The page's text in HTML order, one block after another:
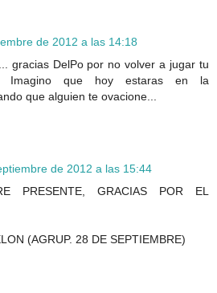
de 2012 a las 14:18
gracias DelPo por no volver a jugar tu
Imagino que hoy estaras en la
que alguien te ovacione...
de 2012 a las 15:44
PRESENTE, GRACIAS POR EL
(AGRUP. 28 DE SEPTIEMBRE)